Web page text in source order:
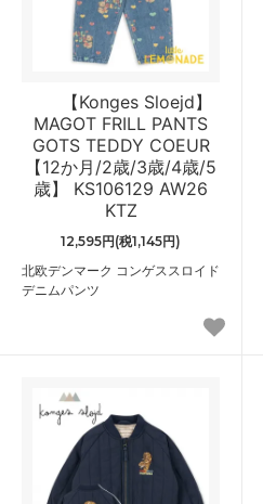
【Konges Sloejd】
MAGOT FRILL PANTS
GOTS TEDDY COEUR
【12か月/2歳/3歳/4歳/5
歳】 KS106129 AW26
KTZ
12,595円(税1,145円)
北欧デンマーク コンゲススロイド
デニムパンツ